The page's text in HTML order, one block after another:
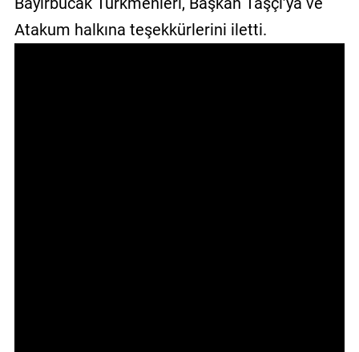
Kullanıcı
Atakum halkına teşekkürlerini iletti.